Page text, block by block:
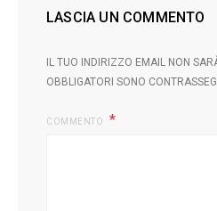
LASCIA UN COMMENTO
IL TUO INDIRIZZO EMAIL NON
OBBLIGATORI SONO
COMMENTO